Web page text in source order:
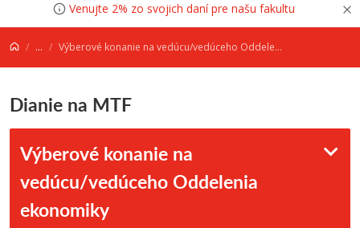
Venujte 2% zo svojich daní pre našu fakultu
... Výberové konanie na vedúcu/vedúceho Oddelenia ekonomiky
Dianie na MTF
Výberové konanie na
vedúcu/vedúceho Oddelenia
ekonomiky